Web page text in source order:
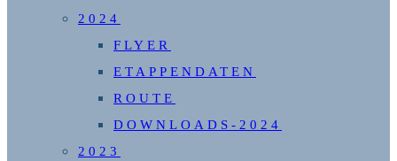
2024
FLYER
ETAPPENDATEN
ROUTE
DOWNLOADS-2024
2023